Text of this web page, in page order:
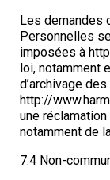
Les demandes
Personnelles
imposées à
loi, notamment
d’archivage
http://
une
notamment de
7.4 Non-